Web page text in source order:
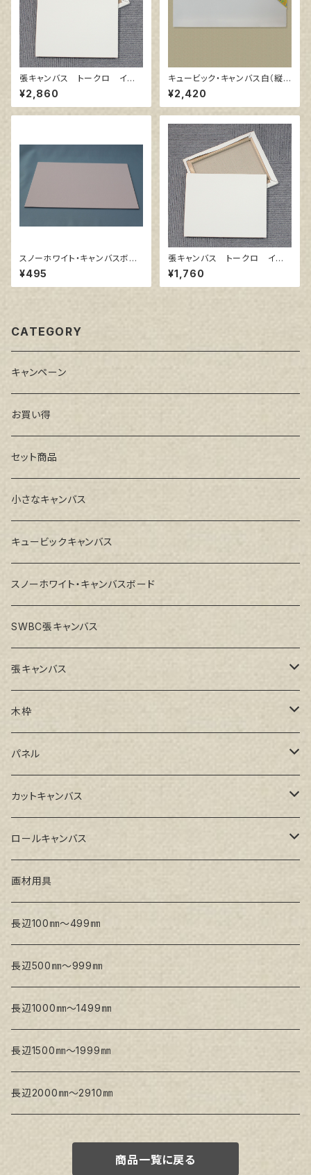
張キャンバス トークロ イエ
ロー 10号
¥2,860
キュービック・キャンバス白（縦3
00㎜×横900㎜×厚38㎜）
¥2,420
スノーホワイト・キャンバスボー
ド F4 サイズ 333㎜x242
㎜
¥495
張キャンバス トークロ イエ
ロー 6号
¥1,760
CATEGORY
キャンペーン
お買い得
セット商品
小さなキャンバス
キュービックキャンバス
スノーホワイト・キャンバスボード
SWBC張キャンバス
張キャンバス
GAERA F(中細目)
GAERA BA(中荒目)
GAERA GLC(中目)
トークロ イエロー(中目)
トークロ 赤SP(中目)
Snow White SPC(中目)
木枠
ルーブル米杉木枠
Paulo木枠
パネル
ラワンパネル
シナパネル
カットキャンバス
GAERA F(中細目)
GAERA BA(中荒目)
Snow White SPC(中目)
Snow White SLA(中目)
ロールキャンバス
GAERA F(中細目) / BA(中荒目)
Snow White SLA(中目)
Snow White SLH(中太目)
Snow White SPC(中目)
トークロ イエロー
生キャンバス
画材用具
長辺100㎜～499㎜
長辺500㎜～999㎜
長辺1000㎜～1499㎜
長辺1500㎜～1999㎜
長辺2000㎜～2910㎜
商品一覧に戻る